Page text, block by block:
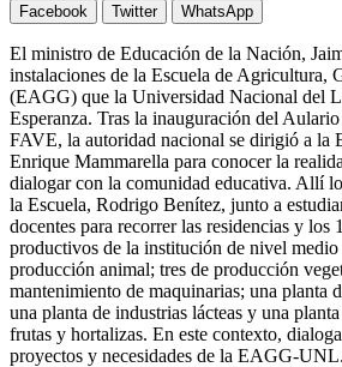
Facebook Twitter WhatsApp
El ministro de Educación de la Nación,
instalaciones de la Escuela de Agricultura,
(EAGG) que la Universidad Nacional del
Esperanza. Tras la inauguración del
FAVE, la autoridad nacional se dirigió a la
Enrique Mammarella para conocer la
dialogar con la comunidad educativa. Allí
la Escuela, Rodrigo Benítez, junto a
docentes para recorrer las residencias y los
productivos de la institución de nivel
producción animal; tres de producción
mantenimiento de maquinarias; una planta
una planta de industrias lácteas y una
frutas y hortalizas. En este contexto,
proyectos y necesidades de la EAGG-UNL.